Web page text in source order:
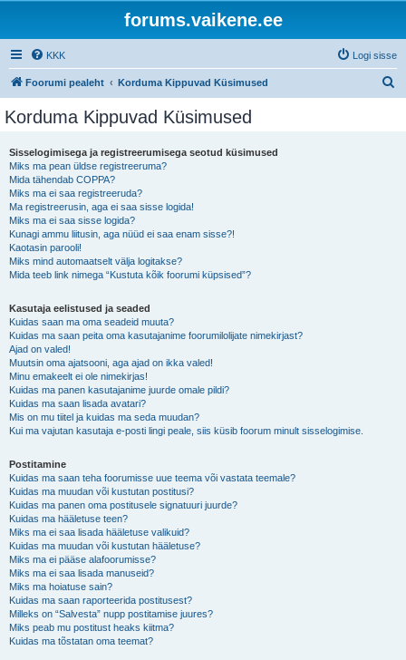
forums.vaikene.ee
KKK Logi sisse
Foorumi pealeht Korduma Kippuvad Küsimused
Korduma Kippuvad Küsimused
Sisselogimisega ja registreerumisega seotud küsimused
Miks ma pean üldse registreeruma?
Mida tähendab COPPA?
Miks ma ei saa registreeruda?
Ma registreerusin, aga ei saa sisse logida!
Miks ma ei saa sisse logida?
Kunagi ammu liitusin, aga nüüd ei saa enam sisse?!
Kaotasin parooli!
Miks mind automaatselt välja logitakse?
Mida teeb link nimega “Kustuta kõik foorumi küpsised”?
Kasutaja eelistused ja seaded
Kuidas saan ma oma seadeid muuta?
Kuidas ma saan peita oma kasutajanime foorumilolijate nimekirjast?
Ajad on valed!
Muutsin oma ajatsooni, aga ajad on ikka valed!
Minu emakeelt ei ole nimekirjas!
Kuidas ma panen kasutajanime juurde omale pildi?
Kuidas ma saan lisada avatari?
Mis on mu tiitel ja kuidas ma seda muudan?
Kui ma vajutan kasutaja e-posti lingi peale, siis küsib foorum minult sisselogimise.
Postitamine
Kuidas ma saan teha foorumisse uue teema või vastata teemale?
Kuidas ma muudan või kustutan postitusi?
Kuidas ma panen oma postitusele signatuuri juurde?
Kuidas ma hääletuse teen?
Miks ma ei saa lisada hääletuse valikuid?
Kuidas ma muudan või kustutan hääletuse?
Miks ma ei pääse alafoorumisse?
Miks ma ei saa lisada manuseid?
Miks ma hoiatuse sain?
Kuidas ma saan raporteerida postitusest?
Milleks on “Salvesta” nupp postitamise juures?
Miks peab mu postitust heaks kiitma?
Kuidas ma tõstatan oma teemat?